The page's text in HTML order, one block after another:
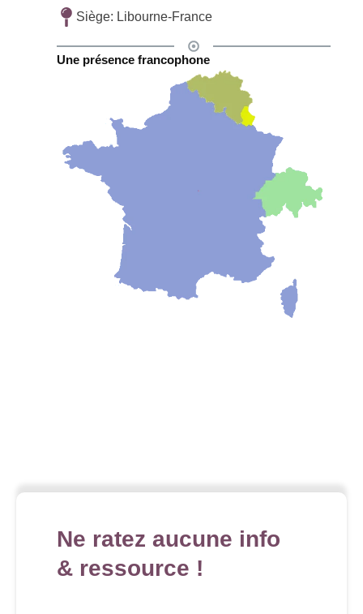
Siège: Libourne-France
Une présence francophone
Ne ratez aucune info
& ressource !